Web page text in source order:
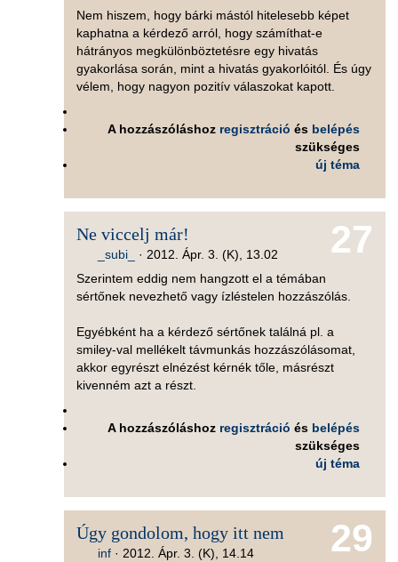
Nem hiszem, hogy bárki mástól hitelesebb képet
kaphatna a kérdező arról, hogy számíthat-e
hátrányos megkülönböztetésre egy hivatás
gyakorlása során, mint a hivatás gyakorlóitól. És úgy
vélem, hogy nagyon pozitív válaszokat kapott.
A hozzászóláshoz regisztráció és belépés
szükséges
új téma
27
Ne viccelj már!
_subi_ · 2012. Ápr. 3. (K), 13.02
Szerintem eddig nem hangzott el a témában
sértőnek nevezhető vagy ízléstelen hozzászólás.
Egyébként ha a kérdező sértőnek találná pl. a
smiley-val mellékelt távmunkás hozzászólásomat,
akkor egyrészt elnézést kérnék tőle, másrészt
kivenném azt a részt.
A hozzászóláshoz regisztráció és belépés
szükséges
új téma
29
Úgy gondolom, hogy itt nem
inf· 2012. Ápr. 3. (K), 14.14